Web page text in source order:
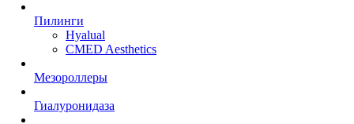
Пилинги
Hyalual
CMED Aesthetics
Мезороллеры
Гиалуронидаза